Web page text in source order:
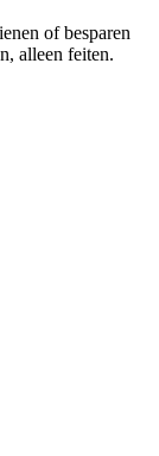
of besparen
alleen feiten.